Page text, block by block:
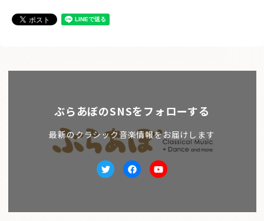
ぶらあぼのSNSをフォローする
最新のクラシック音楽情報をお届けします
TwitterfacebookYoutube